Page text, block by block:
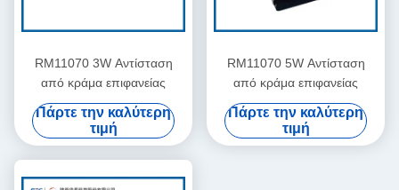
RM11070 3W Αντίσταση
από κράμα επιφανείας
Πάρτε την καλύτερη
τιμή
RM11070 5W Αντίσταση
από κράμα επιφανείας
Πάρτε την καλύτερη
τιμή